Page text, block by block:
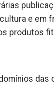
e em
produtos
das